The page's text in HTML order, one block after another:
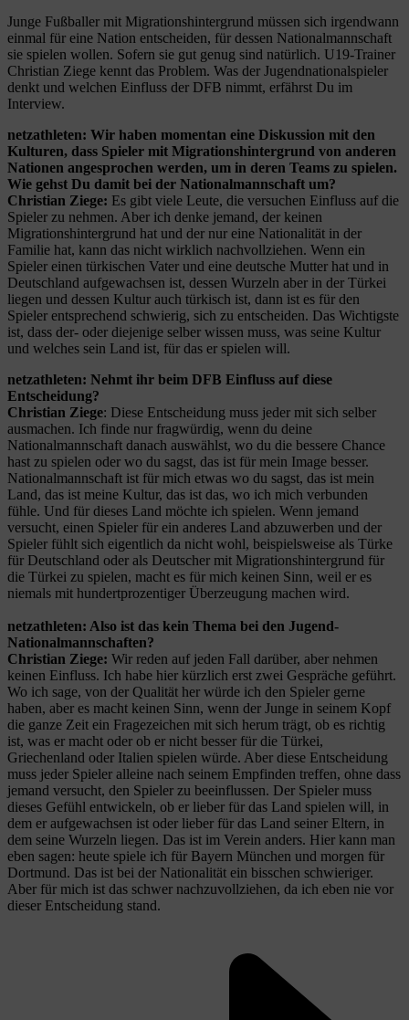
Junge Fußballer mit Migrationshintergrund müssen sich irgendwann
einmal für eine Nation entscheiden, für dessen Nationalmannschaft
sie spielen wollen. Sofern sie gut genug sind natürlich. U19-Trainer
Christian Ziege kennt das Problem. Was der Jugendnationalspieler
denkt und welchen Einfluss der DFB nimmt, erfährst Du im
Interview.
netzathleten: Wir haben momentan eine Diskussion mit den
Kulturen, dass Spieler mit Migrationshintergrund von anderen
Nationen angesprochen werden, um in deren Teams zu spielen.
Wie gehst Du damit bei der Nationalmannschaft um?
Christian Ziege: Es gibt viele Leute, die versuchen Einfluss auf die
Spieler zu nehmen. Aber ich denke jemand, der keinen
Migrationshintergrund hat und der nur eine Nationalität in der
Familie hat, kann das nicht wirklich nachvollziehen. Wenn ein
Spieler einen türkischen Vater und eine deutsche Mutter hat und in
Deutschland aufgewachsen ist, dessen Wurzeln aber in der Türkei
liegen und dessen Kultur auch türkisch ist, dann ist es für den
Spieler entsprechend schwierig, sich zu entscheiden. Das Wichtigste
ist, dass der- oder diejenige selber wissen muss, was seine Kultur
und welches sein Land ist, für das er spielen will.
netzathleten: Nehmt ihr beim DFB Einfluss auf diese
Entscheidung?
Christian Ziege: Diese Entscheidung muss jeder mit sich selber
ausmachen. Ich finde nur fragwürdig, wenn du deine
Nationalmannschaft danach auswählst, wo du die bessere Chance
hast zu spielen oder wo du sagst, das ist für mein Image besser.
Nationalmannschaft ist für mich etwas wo du sagst, das ist mein
Land, das ist meine Kultur, das ist das, wo ich mich verbunden
fühle. Und für dieses Land möchte ich spielen. Wenn jemand
versucht, einen Spieler für ein anderes Land abzuwerben und der
Spieler fühlt sich eigentlich da nicht wohl, beispielsweise als Türke
für Deutschland oder als Deutscher mit Migrationshintergrund für
die Türkei zu spielen, macht es für mich keinen Sinn, weil er es
niemals mit hundertprozentiger Überzeugung machen wird.
netzathleten: Also ist das kein Thema bei den Jugend-
Nationalmannschaften?
Christian Ziege: Wir reden auf jeden Fall darüber, aber nehmen
keinen Einfluss. Ich habe hier kürzlich erst zwei Gespräche geführt.
Wo ich sage, von der Qualität her würde ich den Spieler gerne
haben, aber es macht keinen Sinn, wenn der Junge in seinem Kopf
die ganze Zeit ein Fragezeichen mit sich herum trägt, ob es richtig
ist, was er macht oder ob er nicht besser für die Türkei,
Griechenland oder Italien spielen würde. Aber diese Entscheidung
muss jeder Spieler alleine nach seinem Empfinden treffen, ohne dass
jemand versucht, den Spieler zu beeinflussen. Der Spieler muss
dieses Gefühl entwickeln, ob er lieber für das Land spielen will, in
dem er aufgewachsen ist oder lieber für das Land seiner Eltern, in
dem seine Wurzeln liegen. Das ist im Verein anders. Hier kann man
eben sagen: heute spiele ich für Bayern München und morgen für
Dortmund. Das ist bei der Nationalität ein bisschen schwieriger.
Aber für mich ist das schwer nachzuvollziehen, da ich eben nie vor
dieser Entscheidung stand.